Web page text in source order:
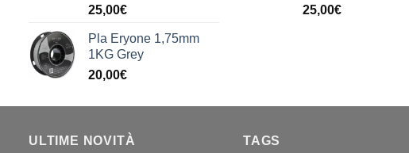
25,00€
Pla Eryone 1,75mm
1KG Grey
20,00€
25,00€
ULTIME NOVITÀ TAGS